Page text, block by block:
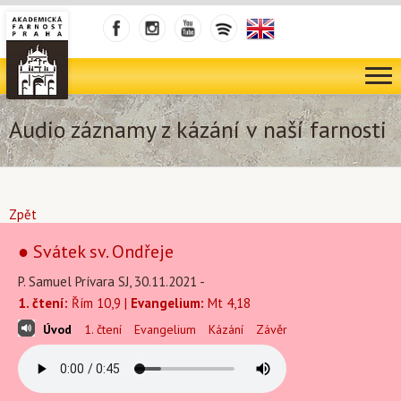
Audio záznamy z kázání v naší farnosti
Zpět
● Svátek sv. Ondřeje
P. Samuel Prívara SJ, 30.11.2021 -
1. čtení: Řím 10,9 | Evangelium: Mt 4,18
Úvod 1. čtení Evangelium Kázání Závěr